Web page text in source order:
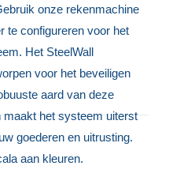
onze rekenmachine
te configureren voor het
Het SteelWall
voor het beveiligen
aard van deze
maakt het systeem uiterst
goederen en uitrusting.
aan kleuren.